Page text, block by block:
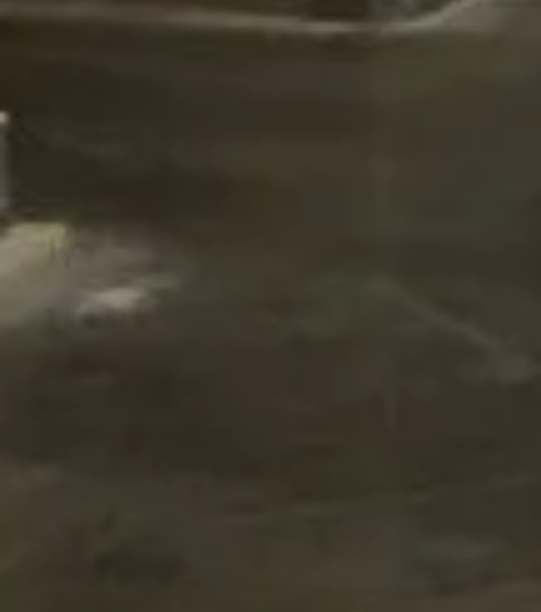
Over VM Montage